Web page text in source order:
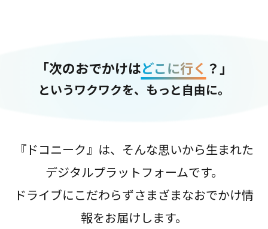
「次のおでかけはどこに行く ？」
というワクワクを、もっと自由に。
『ドコニーク』は、そんな思いから生まれた
デジタルプラットフォームです。
ドライブにこだわらずさまざまなおでかけ情
報をお届けします。